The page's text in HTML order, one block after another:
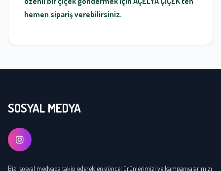
hemen sipariş verebilirsiniz.
SOSYAL MEDYA
Bizi sosyal medyada takip ederek en güncel ürünlerimizi ve kampanyalarımızı